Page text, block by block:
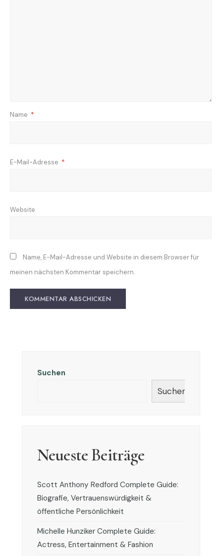
Name *
E-Mail-Adresse *
Website
Name, E-Mail-Adresse und Website in diesem Browser für
meinen nächsten Kommentar speichern.
Suchen
Suchen
Neueste Beiträge
Scott Anthony Redford Complete Guide:
Biografie, Vertrauenswürdigkeit &
öffentliche Persönlichkeit
Michelle Hunziker Complete Guide:
Actress, Entertainment & Fashion